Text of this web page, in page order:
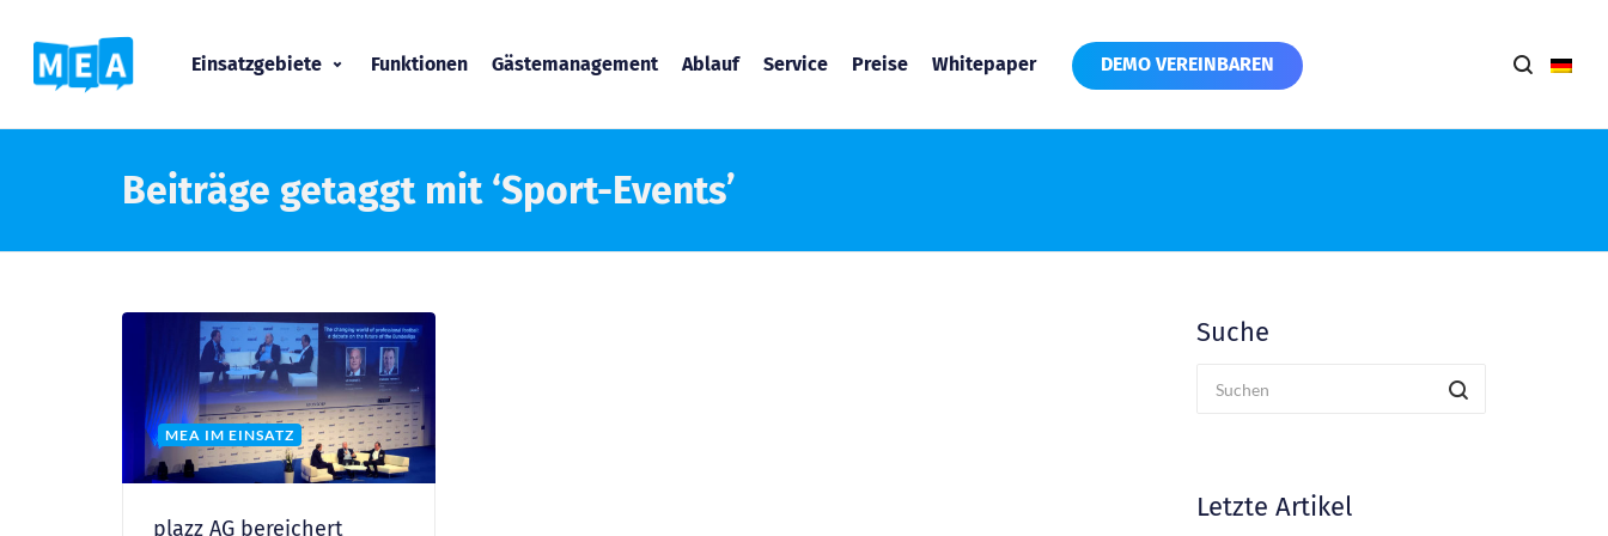
Einsatzgebiete Funktionen Gästemanagement Ablauf Service Preise Whitepaper DEMO VEREINBAREN
Beiträge getaggt mit ‘Sport-Events’
MEA IM EINSATZ
plazz AG bereichert
Suche
Letzte Artikel